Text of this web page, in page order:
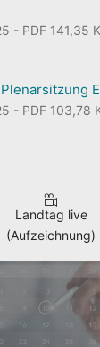
- PDF 141,35
- PDF 103,78
Landtag live
(Aufzeichnung)